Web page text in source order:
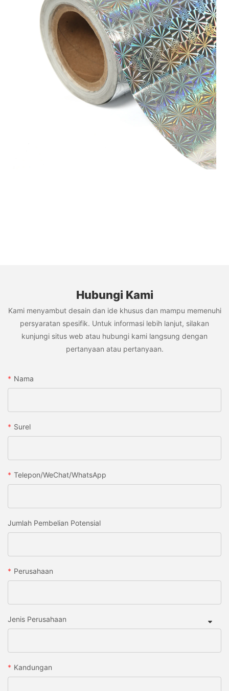
Hubungi Kami
Kami menyambut desain dan ide khusus dan mampu memenuhi
persyaratan spesifik. Untuk informasi lebih lanjut, silakan
kunjungi situs web atau hubungi kami langsung dengan
pertanyaan atau pertanyaan.
Nama
Surel
Telepon/WeChat/WhatsApp
Jumlah Pembelian Potensial
Perusahaan
Jenis Perusahaan
Kandungan